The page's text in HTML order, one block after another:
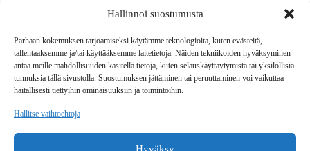
Hallinnoi suostumusta
Parhaan kokemuksen tarjoamiseksi käytämme teknologioita, kuten evästeitä,
tallentaaksemme ja/tai käyttääksemme laitetietoja. Näiden tekniikoiden hyväksyminen
antaa meille mahdollisuuden käsitellä tietoja, kuten selauskäyttäytymistä tai yksilöllisiä
tunnuksia tällä sivustolla. Suostumuksen jättäminen tai peruuttaminen voi vaikuttaa
haitallisesti tiettyihin ominaisuuksiin ja toimintoihin.
Hallitse vaihtoehtoja
Hyväksy
Tavarantoimitus / Maksutavat
Toimitustavat
Maksutavat
Vaihto ja palautus
Reklamaatiot